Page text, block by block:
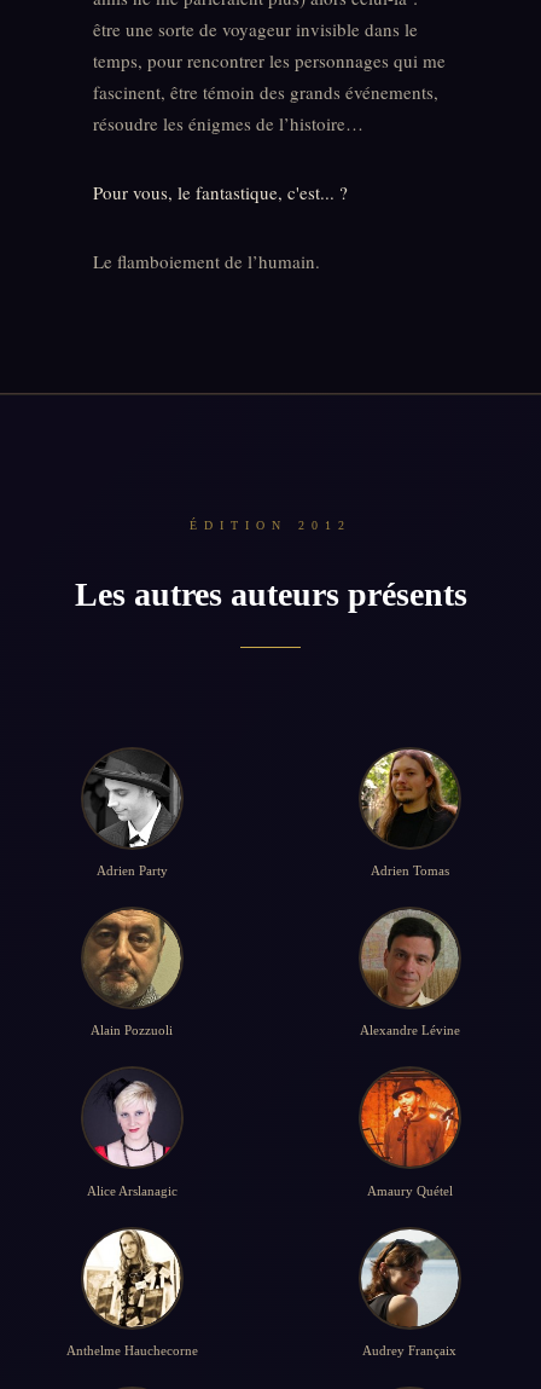
être une sorte de voyageur invisible dans le
temps, pour rencontrer les personnages qui me
fascinent, être témoin des grands événements,
résoudre les énigmes de l’histoire…
Pour vous, le fantastique, c'est... ?
Le flamboiement de l’humain.
ÉDITION 2012
Les autres auteurs présents
Adrien Party Adrien Tomas
Alain Pozzuoli Alexandre Lévine
Alice Arslanagic Amaury Quétel
Anthelme Hauchecorne Audrey Françaix